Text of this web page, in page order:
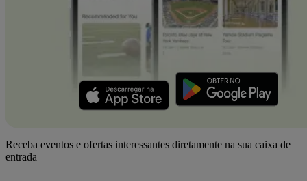
Receba eventos e ofertas interessantes diretamente na sua caixa de
entrada